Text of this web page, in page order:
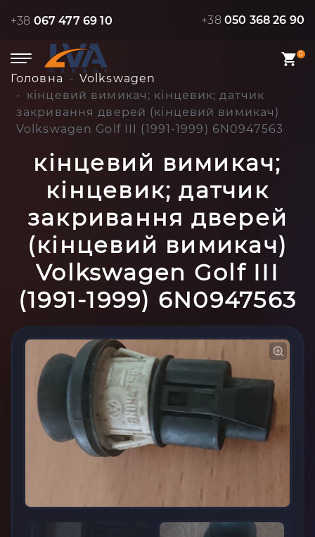
+38 067 477 69 10 +38 050 368 26 90
0
Головна
Volkswagen
кінцевий вимикач; кінцевик; датчик
закривання дверей (кінцевий вимикач)
Volkswagen Golf III (1991-1999) 6N0947563
кінцевий вимикач;
кінцевик; датчик
закривання дверей
(кінцевий вимикач)
Volkswagen Golf III
(1991-1999) 6N0947563